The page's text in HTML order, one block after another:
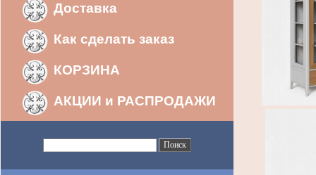
Доставка
Как сделать заказ
КОРЗИНА
АКЦИИ и РАСПРОДАЖИ